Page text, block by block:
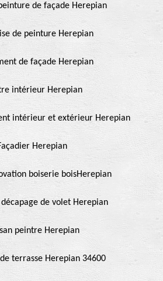
de façade Herepian
de peinture Herepian
de façade Herepian
intérieur Herepian
intérieur et extérieur Herepian
Herepian
boiserie boisHerepian
de volet Herepian
peintre Herepian
terrasse Herepian 34600